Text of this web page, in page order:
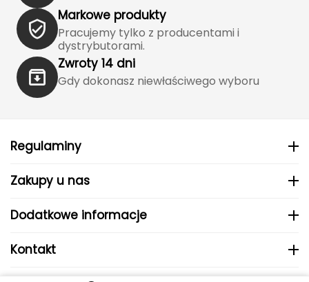
Kavu
Kayland
Keen
Kohla
Markowe produkty
Pracujemy tylko z producentami i
dystrybutorami.
Zwroty 14 dni
Gdy dokonasz niewłaściwego wyboru
Regulaminy
Zakupy u nas
Dodatkowe informacje
Kontakt